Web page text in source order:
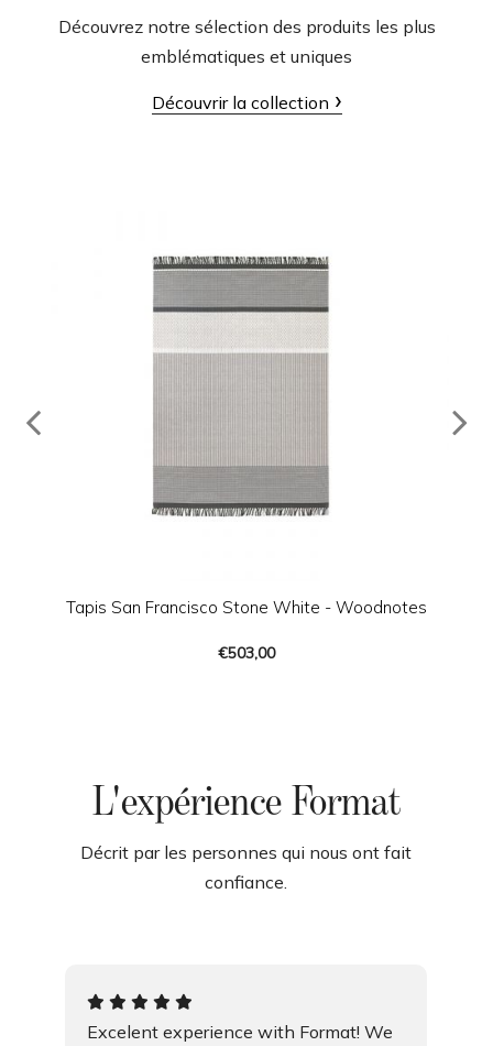
Découvrez notre sélection des produits les plus
emblématiques et uniques
Découvrir la collection
Tapis San Francisco Stone White - Woodnotes
€503,00
L'expérience Format
Décrit par les personnes qui nous ont fait
confiance.
Excelent experience with Format! We